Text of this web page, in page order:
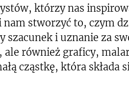
którzy nas
stworzyć to, czym
szacunek i uznanie za
ale również graficy,
cząstkę, która składa